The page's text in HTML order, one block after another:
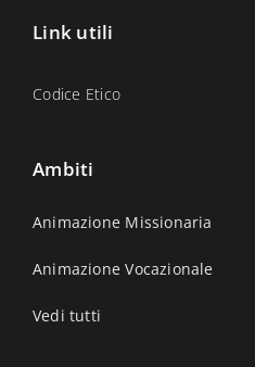
Link utili
Codice Etico
Ambiti
Animazione Missionaria
Animazione Vocazionale
Vedi tutti